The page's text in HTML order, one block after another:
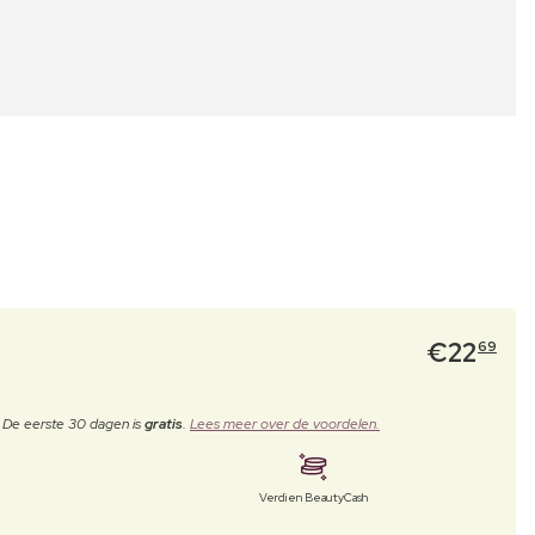
€2269
De eerste 30 dagen isgratis. Lees meer over de voordelen.
Verdien BeautyCash